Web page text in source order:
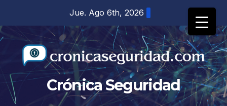
contenido
Jue. Ago 6th, 2026
Crónica Seguridad